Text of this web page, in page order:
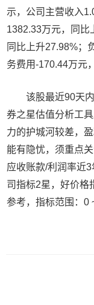
示，公司主营收入
1382.33万元，同比
同比上升27.98%；
务费用-170.44万元
该股最近90天
券之星估值分析工
力的护城河较差，
能有隐忧，须重点
应收账款/利润率近
司指标2星，好价格
参考，指标范围：0